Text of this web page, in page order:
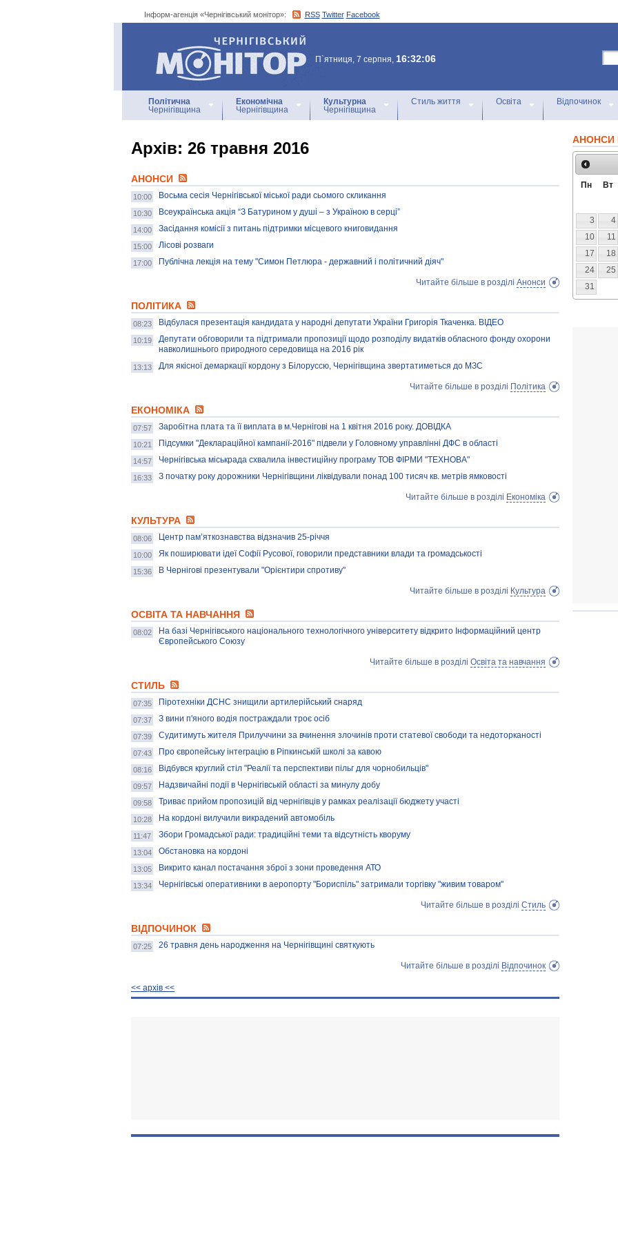
Інформ-агенція «Чернігівський монітор»: RSS Twitter Facebook
Інформ-агенція
«Чернігівський монітор»
П`ятниця, 7 серпня, 16:32:06
Політична
Чернігівщина
Економічна
Чернігівщина
Культурна
Чернігівщина
Стиль життя Освіта Відпочинок
Архiв: 26 травня 2016
АНОНСИ
10:00 Восьма сесія Чернігівської міської ради сьомого скликання
10:30 Всеукраїнська акція “З Батурином у душі – з Україною в серці”
14:00 Засідання комісії з питань підтримки місцевого книговидання
15:00 Лісові розваги
17:00 Публічна лекція на тему "Симон Петлюра - державний і політичний діяч"
Читайте більше в розділі Анонси
ПОЛІТИКА
08:23 Відбулася презентація кандидата у народні депутати України Григорія Ткаченка. ВІДЕО
10:19
Депутати обговорили та підтримали пропозиції щодо розподілу видатків обласного фонду охорони
навколишнього природного середовища на 2016 рік
13:13 Для якісної демаркації кордону з Білоруссю, Чернігівщина звертатиметься до МЗС
Читайте більше в розділі Політика
ЕКОНОМІКА
07:57 Заробітна плата та її виплата в м.Чернігові на 1 квітня 2016 року. ДОВІДКА
10:21 Підсумки "Деклараційної кампанії-2016" підвели у Головному управлінні ДФС в області
14:57 Чернігівська міськрада схвалила інвестиційну програму ТОВ ФІРМИ "ТЕХНОВА"
16:33 З початку року дорожники Чернігівщини ліквідували понад 100 тисяч кв. метрів ямковості
Читайте більше в розділі Економіка
КУЛЬТУРА
08:06 Центр пам’яткознавства відзначив 25-річчя
10:00 Як поширювати ідеї Софії Русової, говорили представники влади та громадськості
15:36 В Чернігові презентували "Орієнтири спротиву"
Читайте більше в розділі Культура
ОСВІТА ТА НАВЧАННЯ
08:02
На базі Чернігівського національного технологічного університету відкрито Інформаційний центр
Європейського Союзу
Читайте більше в розділі Освіта та навчання
СТИЛЬ
07:35 Піротехніки ДСНС знищили артилерійський снаряд
07:37 З вини п'яного водія постраждали троє осіб
07:39 Судитимуть жителя Прилуччини за вчинення злочинів проти статевої свободи та недоторканості
07:43 Про європейську інтеграцію в Ріпкинській школі за кавою
08:16 Відбувся круглий стіл "Реалії та перспективи пільг для чорнобильців"
09:57 Надзвичайні події в Чернігівській області за минулу добу
09:58 Триває прийом пропозицій від чернігівців у рамках реалізації бюджету участі
10:28 На кордоні вилучили викрадений автомобіль
11:47 Збори Громадської ради: традиційні теми та відсутність кворуму
13:04 Обстановка на кордоні
13:05 Викрито канал постачання зброї з зони проведення АТО
13:34 Чернігівські оперативники в аеропорту "Бориспіль" затримали торгівку "живим товаром"
Читайте більше в розділі Стиль
ВІДПОЧИНОК
07:25 26 травня день народження на Чернігівщині святкують
Читайте більше в розділі Відпочинок
<< архiв <<
АНОНСИ
Пн Вт
3
4
10
11
17
18
24
25
31